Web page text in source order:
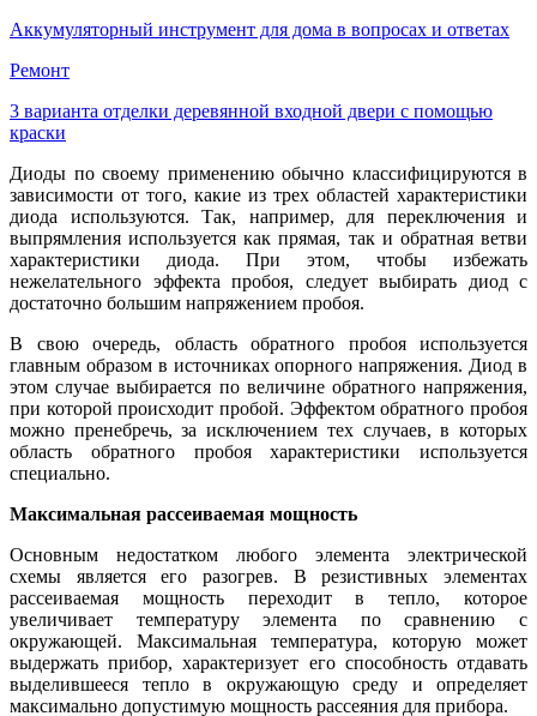
Аккумуляторный инструмент для дома в вопросах и ответах
Ремонт
3 варианта отделки деревянной входной двери с помощью
краски
Диоды по своему применению обычно классифицируются в
зависимости от того, какие из трех областей характеристики
диода используются. Так, например, для переключения и
выпрямления используется как прямая, так и обратная ветви
характеристики диода. При этом, чтобы избежать
нежелательного эффекта пробоя, следует выбирать диод с
достаточно большим напряжением пробоя.
В свою очередь, область обратного пробоя используется
главным образом в источниках опорного напряжения. Диод в
этом случае выбирается по величине обратного напряжения,
при которой происходит пробой. Эффектом обратного пробоя
можно пренебречь, за исключением тех случаев, в которых
область обратного пробоя характеристики используется
специально.
Максимальная рассеиваемая мощность
Основным недостатком любого элемента электрической
схемы является его разогрев. В резистивных элементах
рассеиваемая мощность переходит в тепло, которое
увеличивает температуру элемента по сравнению с
окружающей. Максимальная температура, которую может
выдержать прибор, характеризует его способность отдавать
выделившееся тепло в окружающую среду и определяет
максимально допустимую мощность рассеяния для прибора.